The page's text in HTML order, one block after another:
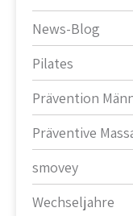
News-Blog
Pilates
Prävention
Präventive
smovey
Wechseljahre